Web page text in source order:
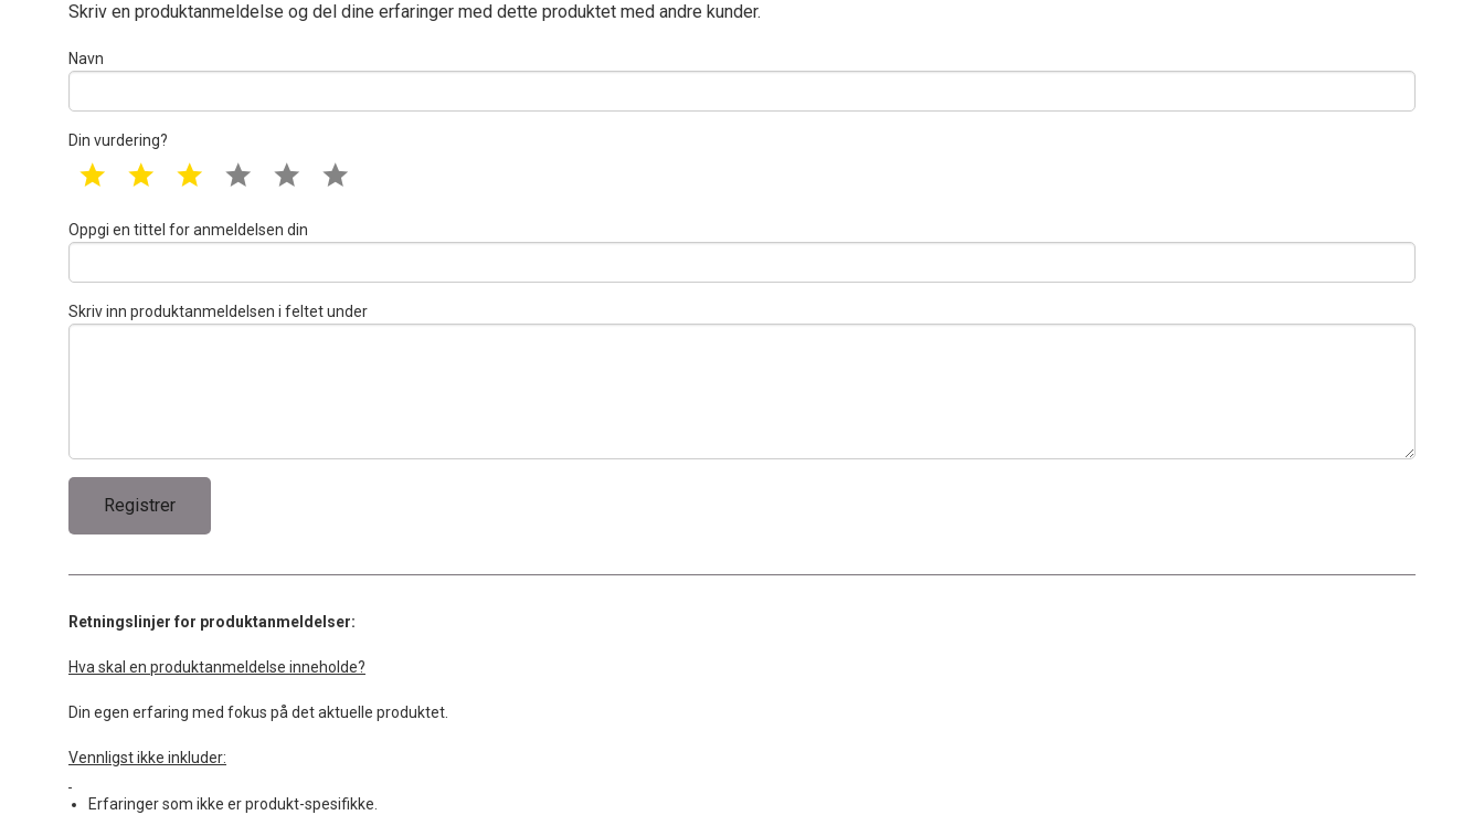
Skriv en produktanmeldelse og del dine erfaringer med dette produktet med andre kunder.
Navn
Din vurdering?
1 star 2 star 3 star 4 star 5 star
Oppgi en tittel for anmeldelsen din
Skriv inn produktanmeldelsen i feltet under
Retningslinjer for produktanmeldelser:
Hva skal en produktanmeldelse inneholde?
Din egen erfaring med fokus på det aktuelle produktet.
Vennligst ikke inkluder:
Erfaringer som ikke er produkt-spesifikke.